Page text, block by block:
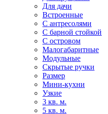
Для дачи
Встроенные
С антресолями
С барной стойкой
С островом
Малогабаритные
Модульные
Скрытые ручки
Размер
Мини-кухни
Узкие
3 кв. м.
5 кв. м.